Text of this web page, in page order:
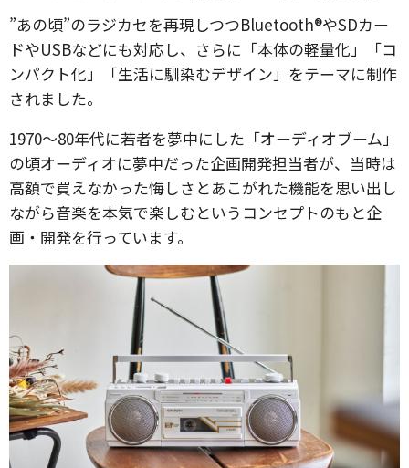
”あの頃”のラジカセを再現しつつBluetooth®やSDカー
ドやUSBなどにも対応し、さらに「本体の軽量化」「コ
ンパクト化」「生活に馴染むデザイン」をテーマに制作
されました。
1970～80年代に若者を夢中にした「オーディオブーム」
の頃オーディオに夢中だった企画開発担当者が、当時は
高額で買えなかった悔しさとあこがれた機能を思い出し
ながら音楽を本気で楽しむというコンセプトのもと企
画・開発を行っています。